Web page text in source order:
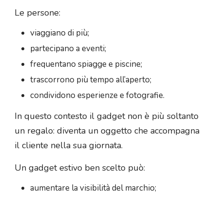
Le persone:
viaggiano di più;
partecipano a eventi;
frequentano spiagge e piscine;
trascorrono più tempo all’aperto;
condividono esperienze e fotografie.
In questo contesto il gadget non è più soltanto
un regalo: diventa un oggetto che accompagna
il cliente nella sua giornata.
Un gadget estivo ben scelto può:
aumentare la visibilità del marchio;